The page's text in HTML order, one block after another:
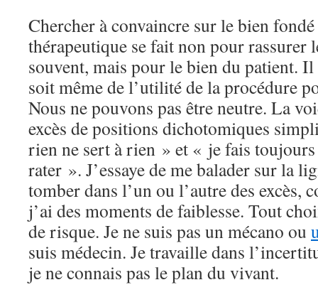
Chercher à convaincre sur le bien
thérapeutique se fait non pour rassurer
souvent, mais pour le bien du patient.
soit même de l’utilité de la procédure
Nous ne pouvons pas être neutre. La
excès de positions dichotomiques
rien ne sert à rien » et « je fais
rater ». J’essaye de me balader sur la
tomber dans l’un ou l’autre des excès,
j’ai des moments de faiblesse. Tout
de risque. Je ne suis pas un mécano ou
suis médecin. Je travaille dans
je ne connais pas le plan du vivant.